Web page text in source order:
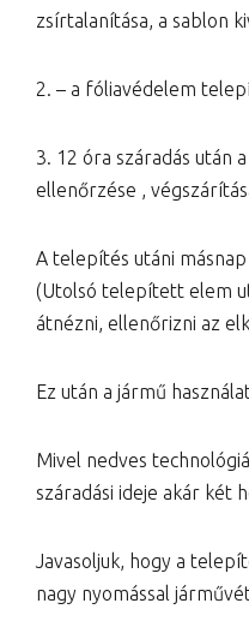
zsírtalanítása, a sablon
2. – a fóliavédelem
3. 12 óra száradás után
ellenőrzése ,
A telepítés utáni
(Utolsó telepített elem
átnézni, ellenőrizni az
Ez után a jármű
Mivel nedves
száradási ideje akár két
Javasoljuk, hogy a
nagy nyomással